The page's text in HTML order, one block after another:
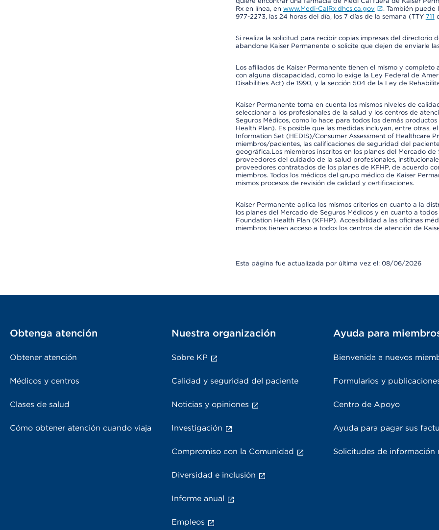
Rx en línea, en www.Medi-CalRx.dhcs.ca.gov
. También puede
977-2273, las 24 horas del día, los 7 días de la semana (TTY 711
Si realiza la solicitud para recibir copias impresas del directorio
abandone Kaiser Permanente o solicite que dejen de enviarle
Los afiliados de Kaiser Permanente tienen el mismo y completo
con alguna discapacidad, como lo exige la Ley Federal de
Disabilities Act) de 1990, y la sección 504 de la Ley de
Kaiser Permanente toma en cuenta los mismos niveles de
seleccionar a los profesionales de la salud y los centros de
Seguros Médicos, como lo hace para todos los demás
Health Plan). Es posible que las medidas incluyan, entre otras,
Information Set (HEDIS)/Consumer Assessment of Healthcare
miembros/pacientes, las calificaciones de seguridad del
geográfica.Los miembros inscritos en los planes del Mercado
proveedores del cuidado de la salud profesionales,
proveedores contratados de los planes de KFHP, de acuerdo
miembros. Todos los médicos del grupo médico de Kaiser
mismos procesos de revisión de calidad y certificaciones.
Kaiser Permanente aplica los mismos criterios en cuanto a la
los planes del Mercado de Seguros Médicos y en cuanto a
Foundation Health Plan (KFHP). Accesibilidad a las oficinas
miembros tienen acceso a todos los centros de atención de
Esta página fue actualizada por última vez el: 08/06/2026
Obtenga atención
Obtener atención
Médicos y centros
Clases de salud
Cómo obtener atención cuando viaja
Nuestra organización
Sobre KP
Calidad y seguridad del paciente
Noticias y opiniones
Investigación
Compromiso con la Comunidad
Diversidad e inclusión
Informe anual
Empleos
Ayuda para
Bienvenida a nuevos
Formularios y
Centro de Apoyo
Ayuda para pagar sus
Solicitudes de información